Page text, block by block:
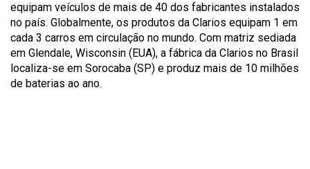
equipam veículos de mais de 40 dos fabricantes instalados
no país. Globalmente, os produtos da Clarios equipam 1 em
cada 3 carros em circulação no mundo. Com matriz sediada
em Glendale, Wisconsin (EUA), a fábrica da Clarios no Brasil
localiza-se em Sorocaba (SP) e produz mais de 10 milhões
de baterias ao ano.